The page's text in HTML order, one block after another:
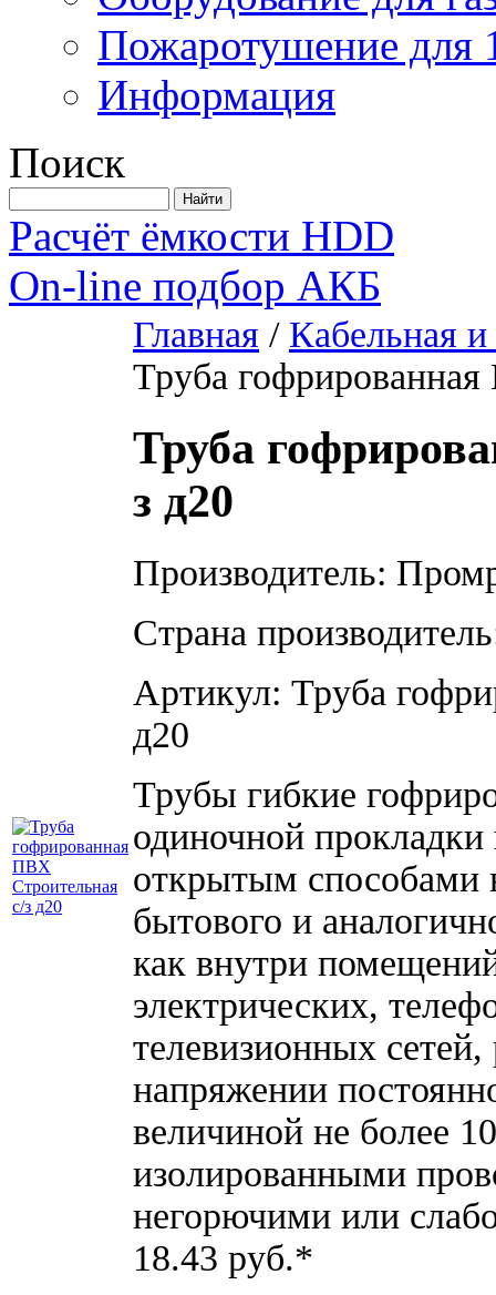
Пожаротушение для
Информация
Поиск
Расчёт ёмкости HDD
On-line подбор АКБ
Главная / Кабельная
Труба
Труба
з д20
Производитель:
Страна
Артикул: Труба
д20
Трубы гибкие
одиночной
открытым способами
бытового и
как внутри
электрических,
телевизионных
напряжении
величиной не более
изолированными
негорючими или
18.43 руб.*